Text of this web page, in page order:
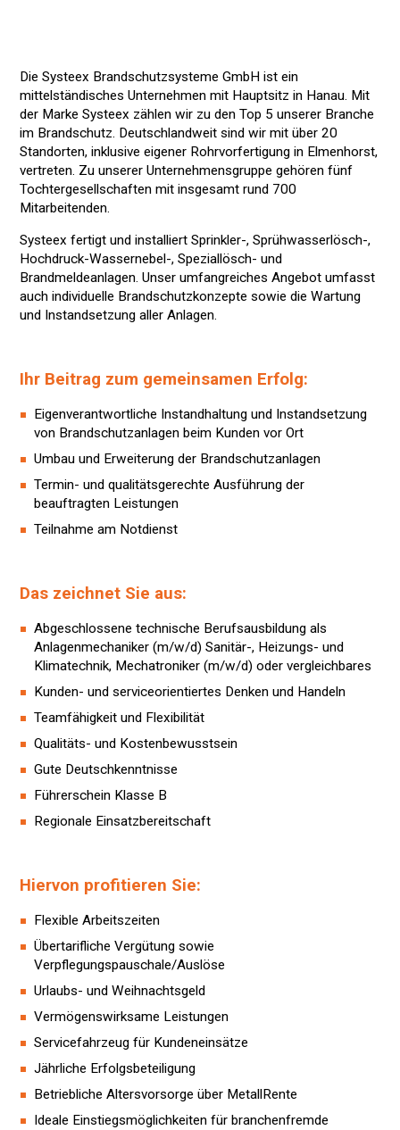
Die Systeex Brandschutzsysteme GmbH ist ein
mittelständisches Unternehmen mit Hauptsitz in Hanau. Mit
der Marke Systeex zählen wir zu den Top 5 unserer Branche
im Brandschutz. Deutschlandweit sind wir mit über 20
Standorten, inklusive eigener Rohrvorfertigung in Elmenhorst,
vertreten. Zu unserer Unternehmensgruppe gehören fünf
Tochtergesellschaften mit insgesamt rund 700
Mitarbeitenden.
Systeex fertigt und installiert Sprinkler-, Sprühwasserlösch-,
Hochdruck-Wassernebel-, Speziallösch- und
Brandmeldeanlagen. Unser umfangreiches Angebot umfasst
auch individuelle Brandschutzkonzepte sowie die Wartung
und Instandsetzung aller Anlagen.
Ihr Beitrag zum gemeinsamen Erfolg:
Eigenverantwortliche Instandhaltung und Instandsetzung
von Brandschutzanlagen beim Kunden vor Ort
Umbau und Erweiterung der Brandschutzanlagen
Termin- und qualitätsgerechte Ausführung der
beauftragten Leistungen
Teilnahme am Notdienst
Das zeichnet Sie aus:
Abgeschlossene technische Berufsausbildung als
Anlagenmechaniker (m/w/d) Sanitär-, Heizungs- und
Klimatechnik, Mechatroniker (m/w/d) oder vergleichbares
Kunden- und serviceorientiertes Denken und Handeln
Teamfähigkeit und Flexibilität
Qualitäts- und Kostenbewusstsein
Gute Deutschkenntnisse
Führerschein Klasse B
Regionale Einsatzbereitschaft
Hiervon profitieren Sie:
Flexible Arbeitszeiten
Übertarifliche Vergütung sowie
Verpflegungspauschale/Auslöse
Urlaubs- und Weihnachtsgeld
Vermögenswirksame Leistungen
Servicefahrzeug für Kundeneinsätze
Jährliche Erfolgsbeteiligung
Betriebliche Altersvorsorge über MetallRente
Ideale Einstiegsmöglichkeiten für branchenfremde